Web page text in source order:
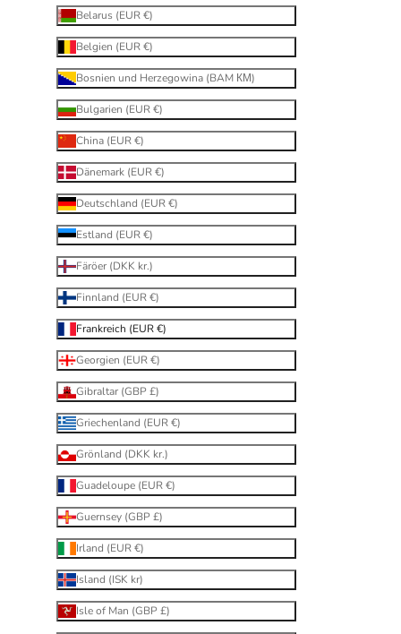
Belarus (EUR €)
Belgien (EUR €)
Bosnien und Herzegowina (BAM КМ)
Bulgarien (EUR €)
China (EUR €)
Dänemark (EUR €)
Deutschland (EUR €)
Estland (EUR €)
Färöer (DKK kr.)
Finnland (EUR €)
Frankreich (EUR €)
Georgien (EUR €)
Gibraltar (GBP £)
Griechenland (EUR €)
Grönland (DKK kr.)
Guadeloupe (EUR €)
Guernsey (GBP £)
Irland (EUR €)
Island (ISK kr)
Isle of Man (GBP £)